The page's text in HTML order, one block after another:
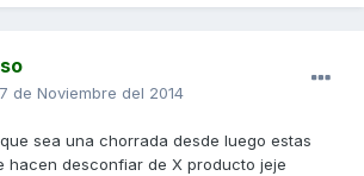
de Noviembre del 2014
sea una chorrada desde luego estas
hacen desconfiar de X producto jeje